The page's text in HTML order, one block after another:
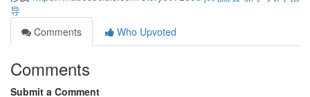
导
Comments
Who Upvoted
Comments
Submit a Comment